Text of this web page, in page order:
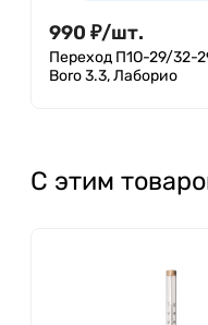
990 ₽/шт.
Переход П1О-29/32-
Boro 3.3, Лаборио
С этим